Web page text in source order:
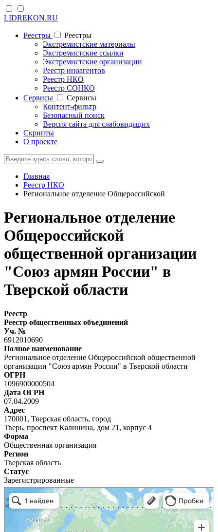
LIDREKON.RU
Реестры
Реестры
Экстремистские материалы
Экстремистские ссылки
Экстремистские организации
Реестр иноагентов
Реестр НКО
Реестр СОНКО
Cервисы
Cервисы
Контент-фильтр
Безопасный поиск
Версия сайта для слабовидящих
Скрипты
О проекте
Главная
Реестр НКО
Региональное отделение Общероссийской
Региональное отделение
Общероссийской
общественной организации
"Союз армян России" в
Тверской области
Реестр
Реестр общественных объединений
Уч. №
6912010690
Полное наименование
Региональное отделение Общероссийской общественной
организации "Союз армян России" в Тверской области
ОГРН
1096900000504
Дата ОГРН
07.04.2009
Адрес
170001, Тверская область, город
Тверь, проспект Калинина, дом 21, корпус 4
Форма
Общественная организация
Регион
Тверская область
Статус
Зарегистрированные